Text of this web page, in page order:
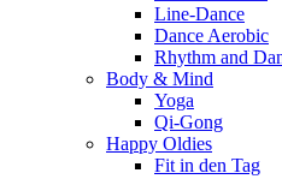
Line-Dance
Dance Aerobic
Rhythm and
Body & Mind
Yoga
Qi-Gong
Happy Oldies
Fit in den Tag